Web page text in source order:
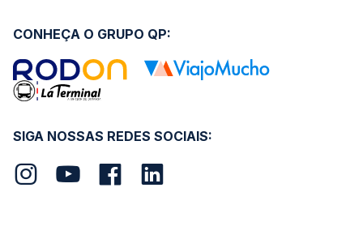
SIGA NOSSAS REDES SOCIAIS:
CONHEÇA O GRUPO QP: